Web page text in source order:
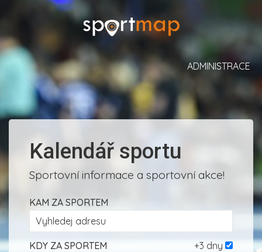
ADMINISTRACE
Kalendář sportu
Sportovní informace a sportovní akce!
KAM ZA SPORTEM
+3 dny
KDY ZA SPORTEM